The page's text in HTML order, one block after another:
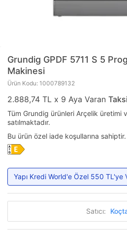
Grundig GPDF 5711 S 5
Makinesi
Ürün Kodu: 1000789132
2.888,74 TL x 9 Aya Varan
Tüm Grundig ürünleri Arçelik üretimi
satılmaktadır.
Bu ürün özel iade koşullarına sahiptir.
Yapı Kredi World'e Özel 550 TL'ye
Satıcı: